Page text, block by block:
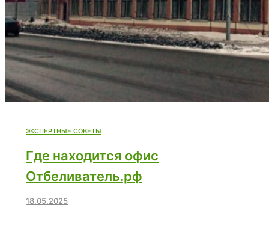
ЭКСПЕРТНЫЕ СОВЕТЫ
Где находится офис
Отбеливатель.рф
18.05.2025